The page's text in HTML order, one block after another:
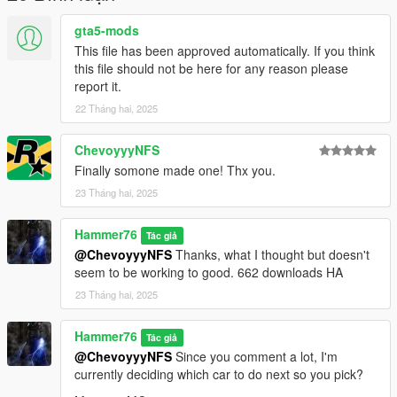
gta5-mods
This file has been approved automatically. If you think
this file should not be here for any reason please
report it.
22 Tháng hai, 2025
ChevoyyyNFS
Finally somone made one! Thx you.
23 Tháng hai, 2025
Hammer76 Tác giả
@ChevoyyyNFS Thanks, what I thought but doesn't
seem to be working to good. 662 downloads HA
23 Tháng hai, 2025
Hammer76 Tác giả
@ChevoyyyNFS Since you comment a lot, I'm
currently deciding which car to do next so you pick?